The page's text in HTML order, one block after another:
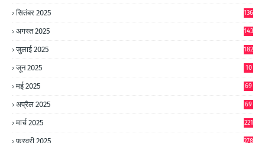
सितंबर 2025 136
अगस्त 2025 143
जुलाई 2025 182
जून 2025
10
मई 2025 69
अप्रैल 2025 69
मार्च 2025 221
फ़रवरी 2025 278